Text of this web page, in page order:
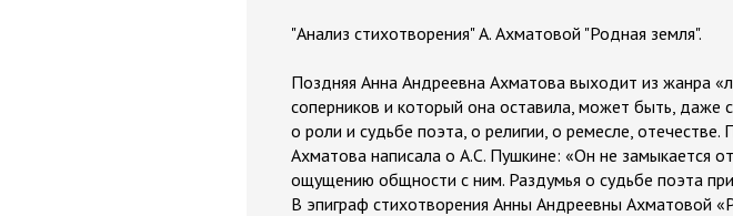
"Анализ стихотворения" А. Ахматовой "Родная земля".
Поздняя Анна Андреевна Ахматова выходит из жанра
соперников и который она оставила, может быть, даже
о роли и судьбе поэта, о религии, о ремесле,
Ахматова написала о А.С. Пушкине: «Он не замыкается
ощущению общности с ним. Раздумья о судьбе поэта
В эпиграф стихотворения Анны Андреевны Ахматовой